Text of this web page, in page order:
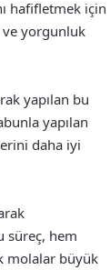
hafifletmek için
ve yorgunluk
yapılan bu
yapılan
daha iyi
süreç, hem
molalar büyük